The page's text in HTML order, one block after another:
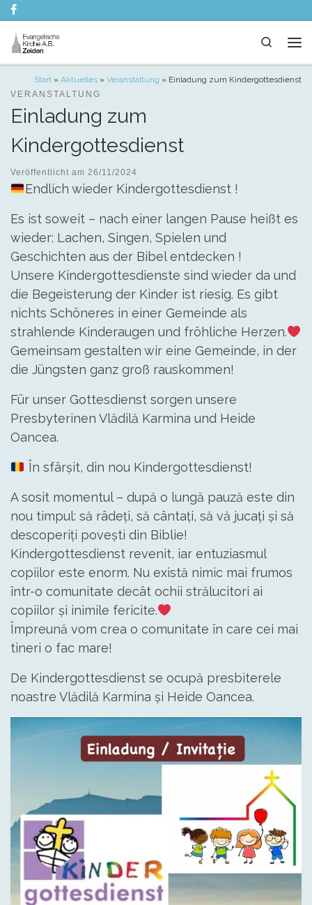
Zum Inhalt springen
Search
Start » Aktuelles » Veranstaltung » Einladung zum Kindergottesdienst
VERANSTALTUNG
Einladung zum
Kindergottesdienst
Veröffentlicht am 26/11/2024
Endlich wieder Kindergottesdienst !
Es ist soweit – nach einer langen Pause heißt es
wieder: Lachen, Singen, Spielen und
Geschichten aus der Bibel entdecken !
Unsere Kindergottesdienste sind wieder da und
die Begeisterung der Kinder ist riesig. Es gibt
nichts Schöneres in einer Gemeinde als
strahlende Kinderaugen und fröhliche Herzen.
Gemeinsam gestalten wir eine Gemeinde, in der
die Jüngsten ganz groß rauskommen!
Für unser Gottesdienst sorgen unsere
Presbyterinen Vlădilă Karmina und Heide
Oancea.
În sfârșit, din nou Kindergottesdienst!
A sosit momentul – după o lungă pauză este din
nou timpul: să râdeți, să cântați, să vă jucați și să
descoperiți povești din Biblie!
Kindergottesdienst revenit, iar entuziasmul
copiilor este enorm. Nu există nimic mai frumos
într-o comunitate decât ochii strălucitori ai
copiilor și inimile fericite.
Împreună vom crea o comunitate în care cei mai
tineri o fac mare!
De Kindergottesdienst se ocupă presbiterele
noastre Vlădilă Karmina și Heide Oancea.